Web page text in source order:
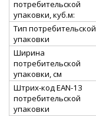
потребительской
упаковки, куб.м:
Тип потребительской
упаковки
Ширина
потребительской
упаковки, см
Штрих-код EAN-13
потребительской
упаковки